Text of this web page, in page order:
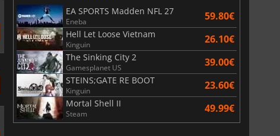
EA SPORTS Madden NFL 27
Eneba 59.80€
Hell Let Loose Vietnam
Kinguin 26.10€
The Sinking City 2
Gamesplanet US 39.00€
STEINS;GATE RE BOOT
Kinguin 23.60€
Mortal Shell II
Steam 49.99€